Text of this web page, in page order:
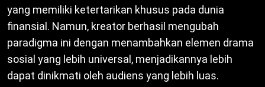
yang memiliki ketertarikan khusus pada dunia
finansial. Namun, kreator berhasil mengubah
paradigma ini dengan menambahkan elemen drama
sosial yang lebih universal, menjadikannya lebih
dapat dinikmati oleh audiens yang lebih luas.